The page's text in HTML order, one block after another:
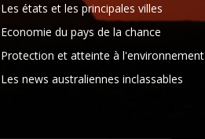
Les états et les principales villes
Economie du pays de la chance
Protection et atteinte à l'environnement
Les news australiennes inclassables